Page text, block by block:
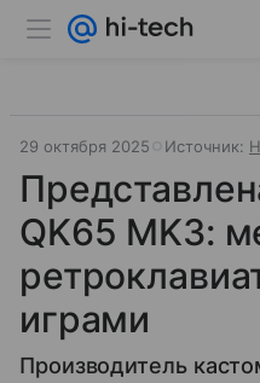
29 октября 2025 Источник:
QK65 MK3:
играми
Производитель